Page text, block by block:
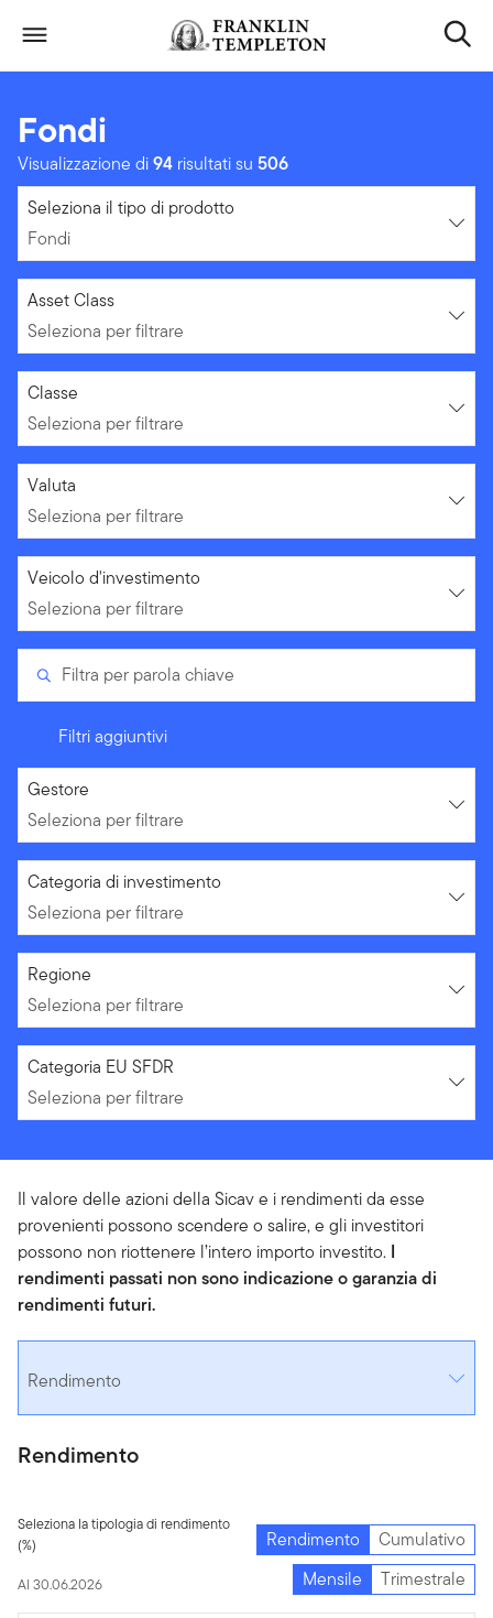
Header menu toggle search
Fondi
Visualizzazione di94 risultati su 506
Fondi
Seleziona il tipo di prodotto
Fondi
Seleziona per filtrare
Asset Class
Seleziona per filtrare
Seleziona per filtrare
Classe
Seleziona per filtrare
Seleziona per filtrare
Valuta
Seleziona per filtrare
Seleziona per filtrare
Veicolo d'investimento
Seleziona per filtrare
Filtra per parola chiave
Filtri aggiuntivi
Seleziona per filtrare
Gestore
Seleziona per filtrare
Seleziona per filtrare
Categoria di investimento
Seleziona per filtrare
Seleziona per filtrare
Regione
Seleziona per filtrare
Seleziona per filtrare
Categoria EU SFDR
Seleziona per filtrare
Il valore delle azioni della Sicav e i rendimenti da esse
provenienti possono scendere o salire, e gli investitori
possono non riottenere l’intero importo investito. I
rendimenti passati non sono indicazione o garanzia di
rendimenti futuri.
Rendimento
Rendimento
Seleziona la tipologia di rendimento
(%)
Rendimento Cumulativo
Al 30.06.2026 Mensile Trimestrale